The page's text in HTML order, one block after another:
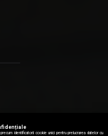
identificatorii cookie unici pentru prelucrarea datelor cu